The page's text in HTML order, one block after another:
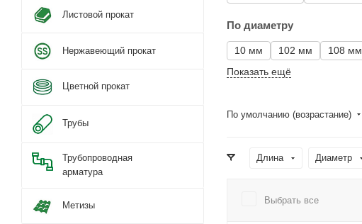
По диаметру
10 мм 102 мм 108 мм
Показать ещё
По умолчанию (возрастание)
Длина Диаметр
Выбрать все
Листовой прокат
Нержавеющий прокат
Цветной прокат
Трубы
Трубопроводная
арматура
Метизы